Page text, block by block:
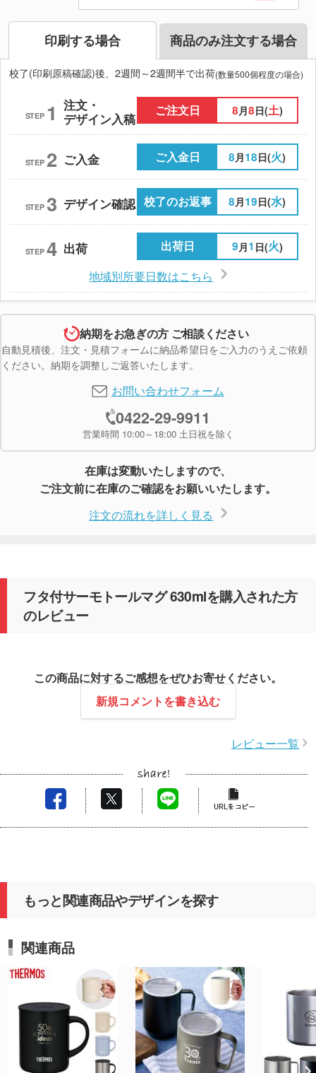
印刷する場合 商品のみ注文する場合
校了(印刷原稿確認)後、2週間～2週間半で出荷(数量500個程度の場合)
STEP 1 注文・
デザイン入稿
ご注文日 8月8日(土)
STEP 2 ご入金 ご入金日 8月18日(火)
STEP 3 デザイン確認 校了のお返事 8月19日(水)
STEP 4 出荷 出荷日 9 月1 日(火)
地域別所要日数はこちら
納期をお急ぎの方 ご相談ください
自動見積後、注文・見積フォームに納品希望日をご入力のうえご依頼
ください。納期を調整しご返答いたします。
お問い合わせフォーム
0422-29-9911
営業時間 10:00～18:00 土日祝を除く
在庫は変動いたしますので、
ご注文前に在庫のご確認をお願いいたします。
注文の流れを詳しく見る
フタ付サーモトールマグ 630mlを購入された方
のレビュー
この商品に対するご感想をぜひお寄せください。
新規コメントを書き込む
レビュー一覧
もっと関連商品やデザインを探す
関連商品